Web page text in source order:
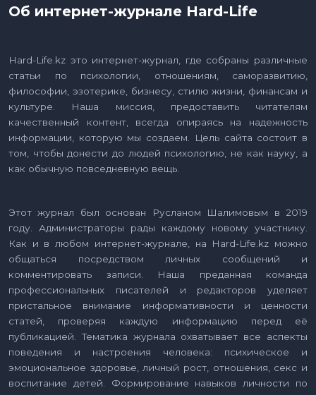
Об интернет-журнале Hard-Life
Hard-Life.kz это интернет-журнал, где собраны различные
статьи по психологии, отношениям, саморазвитию,
философии, эзотерике, бизнесу, стилю жизни, финансам и
культуре. Наша миссия, предоставить читателям
качественный контент, всегда опираясь на надежность
информации, которую мы создаем. Цель сайта состоит в
том, чтобы донести до людей психологию, не как науку, а
как обычную повседневную вещь.
Этот журнал был основан Русланом Шалимовым в 2019
году. Администраторы рады каждому новому участнику.
Как и в любом интернет-журнале, на Hard-Life.kz можно
общаться посредством личных сообщений и
комментировать записи. Наша преданная команда
профессиональных писателей и редакторов уделяет
пристальное внимание информативности и ценности
статей, проверяя каждую информацию перед её
публикацией. Тематика журнала охватывает все аспекты
поведения и настроения человека: психическое и
эмоциональное здоровье, личный рост, отношения, секс и
воспитание детей. Формирование навыков личности по